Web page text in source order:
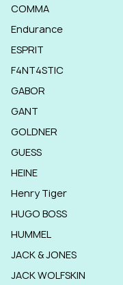
COMMA
Endurance
ESPRIT
F4NT4STIC
GABOR
GANT
GOLDNER
GUESS
HEINE
Henry Tiger
HUGO BOSS
HUMMEL
JACK & JONES
JACK WOLFSKIN